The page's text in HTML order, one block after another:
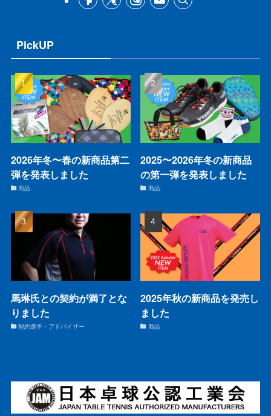
PickUP
2026年冬〜春の新商品第二
弾を発表しました
商品
2025〜2026年冬の新商品
の第一弾を発表しました
商品
馬琳氏との契約が満了とな
りました
契約選手・アドバイザー
2025年秋の新商品を発売し
ました
商品